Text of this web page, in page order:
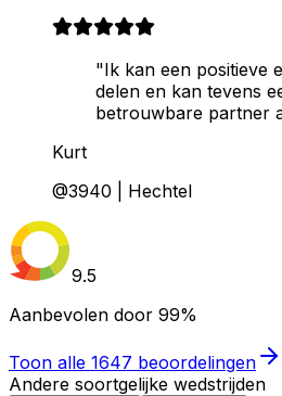
"Ik kan een positieve
delen en kan tevens
betrouwbare partner
Kurt
@3940 | Hechtel
9.5
Aanbevolen door 99%
Toon alle 1647 beoordelingen
Andere soortgelijke wedstrijden